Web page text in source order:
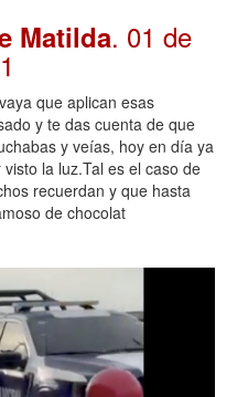
Matilda. 01 de
que aplican esas
y te das cuenta de que
y veías, hoy en día ya
la luz.Tal es el caso de
recuerdan y que hasta
de chocolat